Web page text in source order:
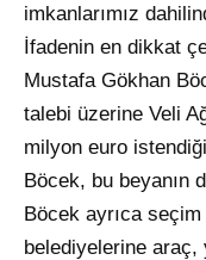
imkanlarımız
İfadenin en dikkat
Mustafa Gökhan
talebi üzerine Veli
milyon euro
Böcek, bu beyanın
Böcek ayrıca
belediyelerine araç,